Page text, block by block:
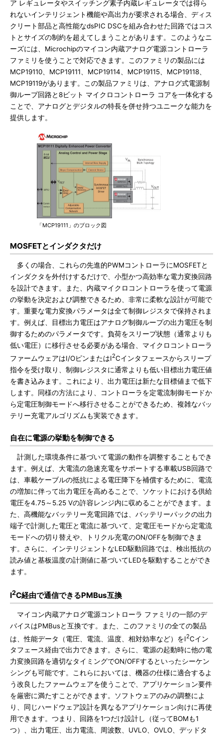
ア レギュレータやスイッチング素子内蔵レギュレータでは得ら
れないインテリジェント機能や高出力が要求される場合、ディス
クリート部品と高性能なdsPIC DSCを組み合わせた回路ではコス
トとサイズの制約を超えてしまうことがあります。このようなニ
ーズには、Microchipのマイコン内蔵アナログ電源コントローラ
ファミリを使うことで対応できます。このファミリの製品には
MCP19110、MCP19111、MCP19114、MCP19115、MCP19118、
MCP19119があります。この製品ファミリは、アナログ式電源制
御ループ回路と8ビット マイクロコントローラ コアを一体化する
ことで、アナログとデジタルの特長を併せ持つユニークな能力を
提供します。
「MCP19111」のブロック図
MOSFETとインダクタだけ
多くの場合、これらの先進的PWMコントローラにMOSFETと
インダクタを外付けするだけで、小型かつ高効率な電力変換回路
を設計できます。また、内蔵マイクロコントローラを使って電源
の挙動を決定および調整できるため、非常に柔軟な設計が可能で
す。重要な電力変換パラメータは全て制御レジスタで保持されま
す。例えば、目標出力電圧はアナログ制御ループの出力電圧を制
御するためのパラメータです。負荷をスリープ状態（通常よりも
低い電圧）に移行させる必要がある場合、マイクロコントローラ
ファームウェアはI/OピンまたはI2Cインタフェースからスリープ
指令を受け取り、制御レジスタに通常よりも低い目標出力電圧値
を書き込みます。これにより、出力電圧は新たな目標値まで低下
します。同様の方法により、コントローラを定電流制御モードか
ら定電圧制御モードへ移行させることができるため、複雑なバッ
テリー充電アルゴリズムも実装できます。
自在に電源の挙動を制御できる
計測した環境条件に基づいて電源の動作を調整することもでき
ます。例えば、大電流の急速充電をサポートする車載USB回路で
は、車載ケーブルの抵抗による電圧降下を補償するために、電流
の増加に伴って出力電圧を高めることで、ソケットにおける供給
電圧を4.75～5.25 Vの許容レンジ内に収めることができます。ま
た、高機能なバッテリー充電回路では、バッテリーパックの出力
端子で計測した電圧と電流に基づいて、定電圧モードから定電流
モードへの切り替えや、トリクル充電のON/OFFを制御できま
す。さらに、インテリジェントなLED駆動回路では、検出抵抗の
読み値と基板温度の計測値に基づいてLEDを駆動することができ
ます。
I2C経由で通信できるPMBus互換
マイコン内蔵アナログ電源コントローラ ファミリの一部のデ
バイスはPMBusと互換です。また、このファミリの全ての製品
は、性能データ（電圧、電流、温度、相対効率など）をI2Cイン
タフェース経由で出力できます。さらに、電源の起動時に他の電
力変換回路を適切なタイミングでON/OFFするといったシーケン
シングも可能です。これらにおいては、機器の仕様に適合するよ
う改良したファームウェアを使うことで、アプリケーション要件
を厳密に満たすことができます。ソフトウェアのみの調整によ
り、同じハードウェア設計を異なるアプリケーション向けに再使
用できます。つまり、回路を1つだけ設計し（従ってBOMも1
つ）、出力電圧、出力電流、周波数、UVLO、OVLO、デッドタ